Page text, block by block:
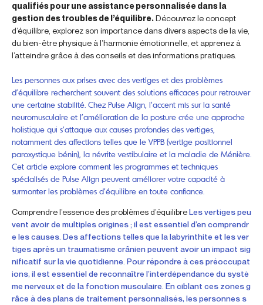
qualifiés pour une assistance personnalisée dans la
gestion des troubles de l’équilibre.Découvrez le concept
d’équilibre, explorez son importance dans divers aspects de la vie,
du bien-être physique à l’harmonie émotionnelle, et apprenez à
l’atteindre grâce à des conseils et des informations pratiques.
Les personnes aux prises avec des vertiges et des problèmes
d’équilibre recherchent souvent des solutions efficaces pour retrouver
une certaine stabilité. Chez Pulse Align, l’accent mis sur la santé
neuromusculaire et l’amélioration de la posture crée une approche
holistique qui s’attaque aux causes profondes des vertiges,
notamment des affections telles que le VPPB (vertige positionnel
paroxystique bénin), la névrite vestibulaire et la maladie de Ménière.
Cet article explore comment les programmes et techniques
spécialisés de Pulse Align peuvent améliorer votre capacité à
surmonter les problèmes d’équilibre en toute confiance.
Comprendre l’essence des problèmes d’équilibreLes vertiges peu
vent avoir de multiples origines ; il est essentiel d’en comprendr
e les causes. Des affections telles que la labyrinthite et les ver
tiges après un traumatisme crânien peuvent avoir un impact sig
nificatif sur la vie quotidienne. Pour répondre à ces préoccupat
ions, il est essentiel de reconnaître l’interdépendance du systè
me nerveux et de la fonction musculaire. En ciblant ces zones g
râce à des plans de traitement personnalisés, les personnes s